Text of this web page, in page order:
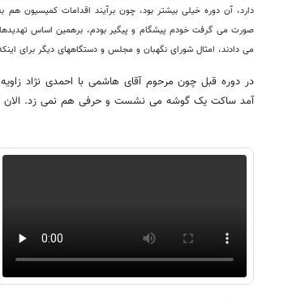
دارد، آن دوره خیلی بیشتر بود، چون برآیند اقدامات کمیسیون
صورت می گرفت خودم پیشگام و پیگیر بودم، برهمین اساس
می دادند، امثال شورای نگهبان و مجلس و دستگاههای دیگر برای
در دوره قبل چون مرحوم آقای هاشمی با احمدی نژاد
آمد ساکت یک گوشه می نشست و حرفی هم نمی زد. الان